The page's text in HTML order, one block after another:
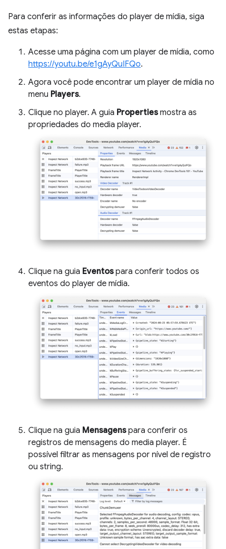
Para conferir as informações do player de mídia, siga
estas etapas:
Acesse uma página com um player de mídia, como
https://youtu.be/e1gAyQuIFQo.
Agora você pode encontrar um player de mídia no
menu Players.
Clique no player. A guia Propertiesmostra as
propriedades do media player.
Clique na guia Eventospara conferir todos os
eventos do player de mídia.
Clique na guia Mensagenspara conferir os
registros de mensagens do media player. É
possível filtrar as mensagens por nível de registro
ou string.